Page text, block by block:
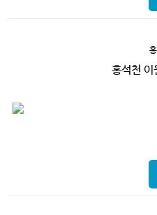
홍석천